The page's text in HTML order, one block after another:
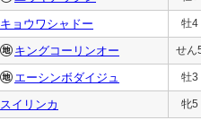
キョウワシャドー 牡4
キングコーリンオー せん
エーシンボダイジュ 牡3
スイリンカ 牝5